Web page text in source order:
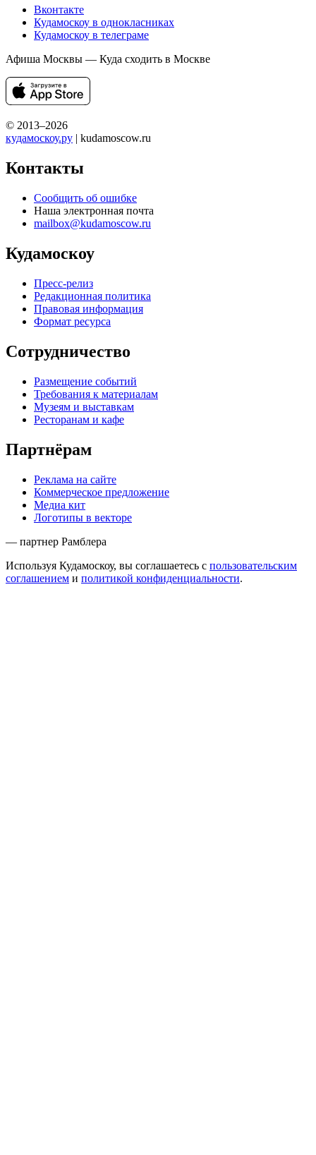
Вконтакте
Кудамоскоу в однокласниках
Кудамоскоу в телеграме
Афиша Москвы — Куда сходить в Москве
© 2013–2026
кудамоскоу.ру | kudamoscow.ru
Контакты
Сообщить об ошибке
Наша электронная почта
mailbox@kudamoscow.ru
Кудамоскоу
Пресс-релиз
Редакционная политика
Правовая информация
Формат ресурса
Сотрудничество
Размещение событий
Требования к материалам
Музеям и выставкам
Ресторанам и кафе
Партнёрам
Реклама на сайте
Коммерческое предложение
Медиа кит
Логотипы в векторе
— партнер Рамблера
Используя Кудамоскоу, вы соглашаетесь с пользовательским
соглашением и политикой конфиденциальности.